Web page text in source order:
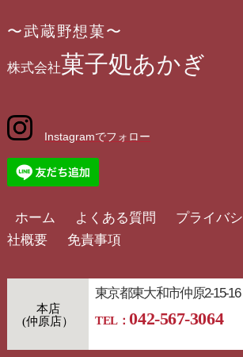
〜武蔵野想菓〜
株式会社菓子処あかぎ
Instagramでフォロー
ホーム よくある質問 プライバ
社概要
免責事項
本店
東京都東大和市仲原2-15-16
TEL：042-567-3064